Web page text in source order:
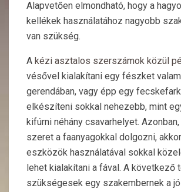
Alapvetően elmondható, hogy a
kellékek használatához nagyobb
van szükség.
A kézi asztalos szerszámok közül
vésővel kialakítani egy fészket
gerendában, vagy épp egy
elkészíteni sokkal nehezebb, mint
kifúrni néhány csavarhelyet.
szeret a faanyagokkal dolgozni,
eszközök használatával sokkal
lehet kialakítani a fával. A következő
szükségesek egy szakembernek a jó